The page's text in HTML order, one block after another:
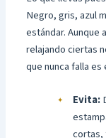
Negro, gris, azul
estándar. Aunque
relajando ciertas
que nunca falla es
Evita:
cortas,